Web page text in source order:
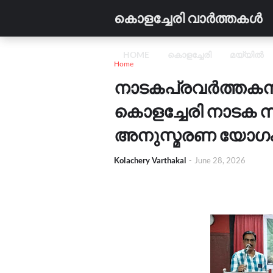
കൊളച്ചേരി വാർത്തകൾ
HOME കൊളച്ചേരി മയ്യിൽ
വിദ്യാഭ്യാസം വാണിജ്യം
Home
കൊളച്ചേരി
അനുസ്മരണ യോഗം
Kolachery Varthakal - June 28, 2026